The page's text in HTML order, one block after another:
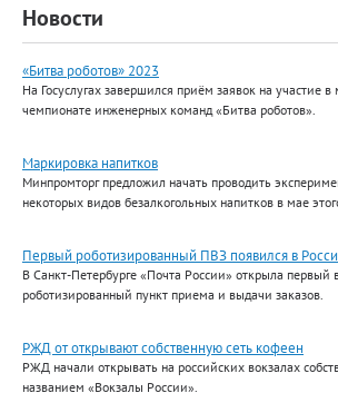
Новости
«Битва роботов» 2023
На Госуслугах завершился приём заявок на участие
чемпионате инженерных команд «Битва роботов».
Маркировка напитков
Минпромторг предложил начать проводить
некоторых видов безалкогольных напитков в мае
Первый роботизированный ПВЗ появился в
В Санкт-Петербурге «Почта России» открыла первый
роботизированный пункт приема и выдачи заказов.
РЖД от открывают собственную сеть кофеен
РЖД начали открывать на российских вокзалах
названием «Вокзалы России».